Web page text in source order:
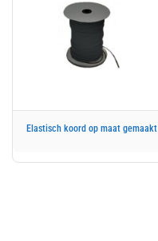
Elastisch koord op maat gemaakt